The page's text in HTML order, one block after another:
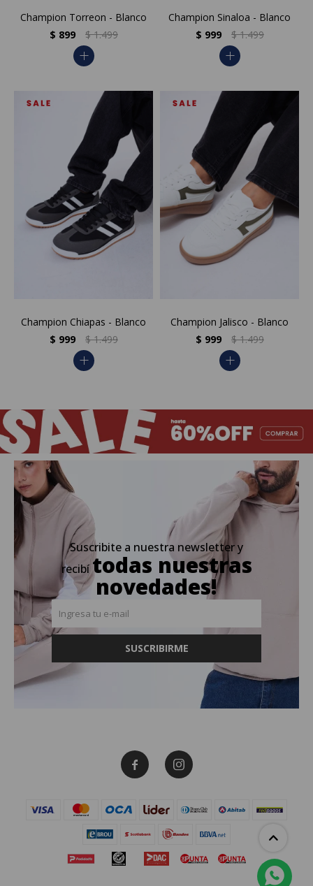
Champion Torreon - Blanco
$ 899 $ 1.499
add
Champion Sinaloa - Blanco
$ 999 $ 1.499
add
Champion Chiapas - Blanco
$ 999 $ 1.499
add
Champion Jalisco - Blanco
$ 999 $ 1.499
add
Suscribite a nuestra newsletter y
recibí todas nuestras
novedades!
SUSCRIBIRME
 